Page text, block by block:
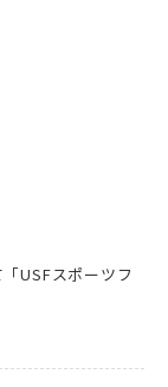
USFスポーツフ